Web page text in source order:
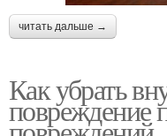
читать дальше →
Как убрать
повреждение